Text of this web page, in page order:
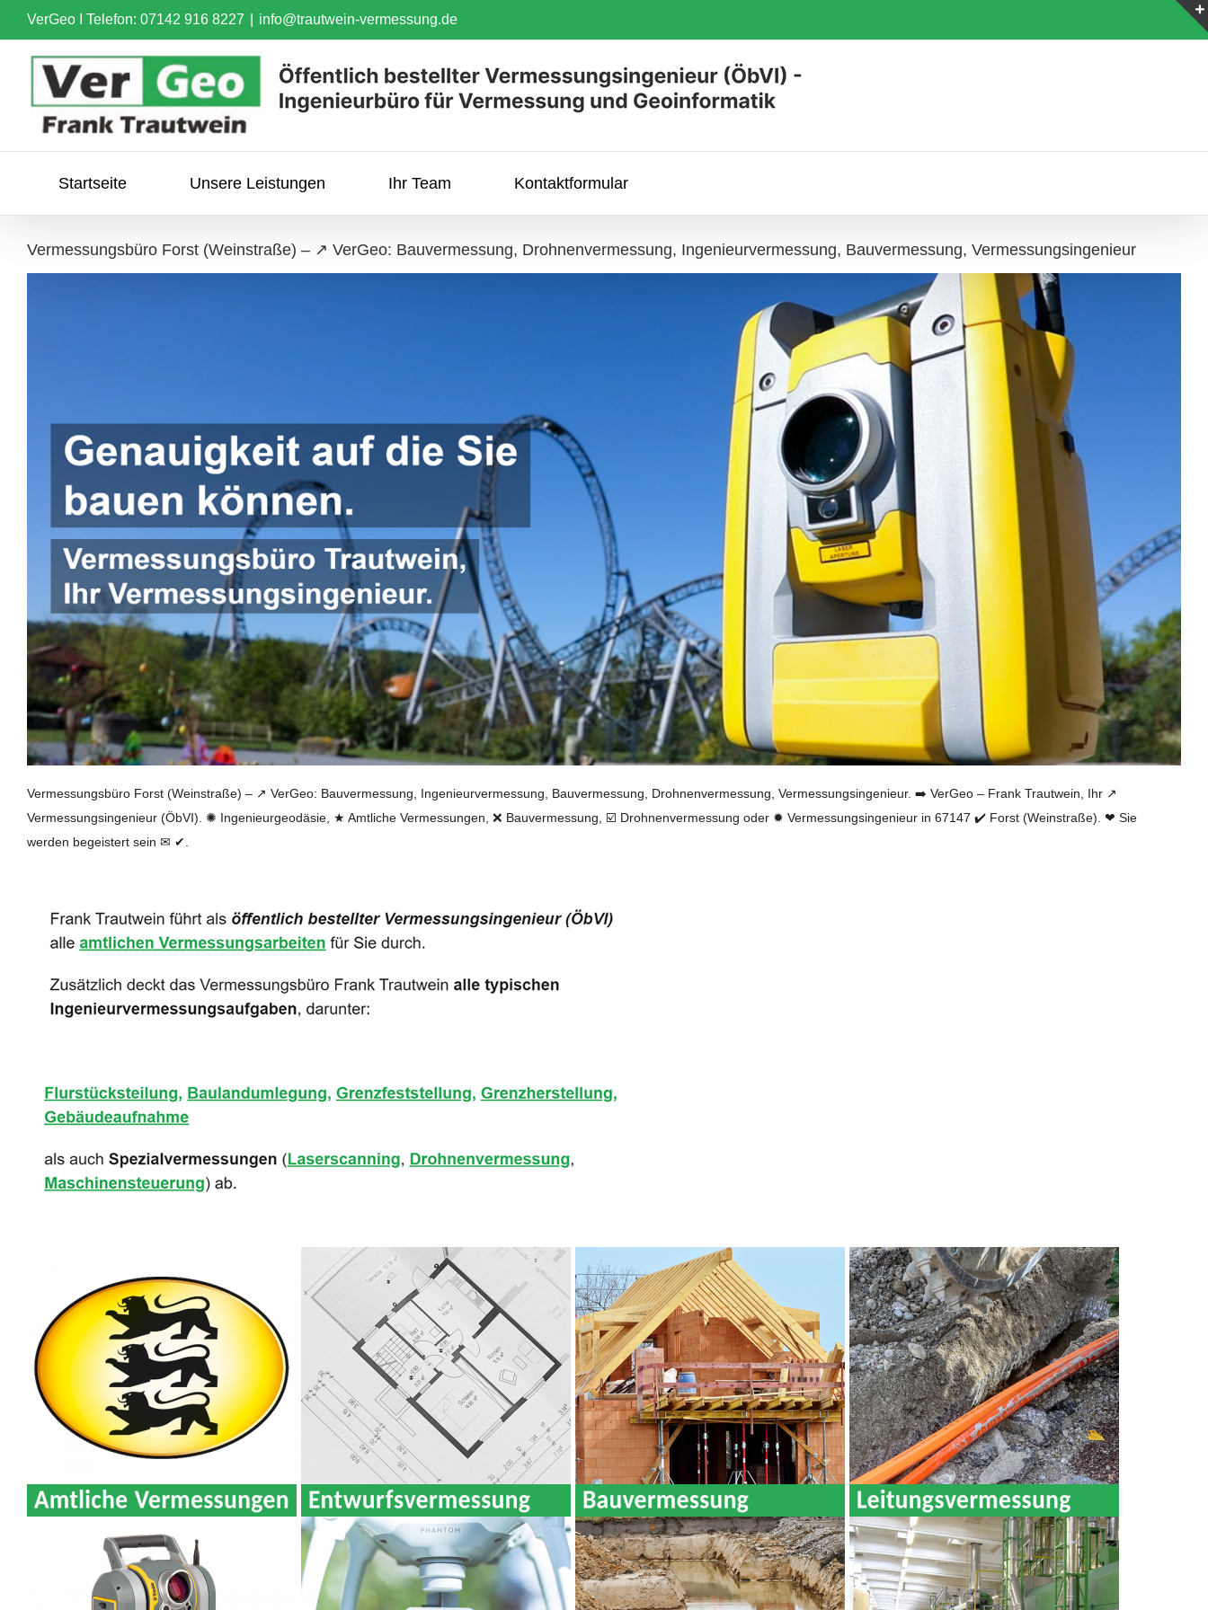
Skip
to
content
VerGeo I Telefon: 07142 916 8227 info@trautwein-vermessung.de
Startseite Unsere Leistungen Ihr Team Kontaktformular
Vermessungsbüro Forst (Weinstraße) – ↗️ VerGeo: Bauvermessung, Drohnenvermessung, Ingenieurvermessung, Bauvermessung, Vermessungsingenieur
Vermessungsbüro Forst (Weinstraße) – ↗️ VerGeo: Bauvermessung, Ingenieurvermessung, Bauvermessung, Drohnenvermessung, Vermessungsingenieur. ➡️ VerGeo – Frank Trautwein, Ihr ↗️
Vermessungsingenieur (ÖbVI). ✺ Ingenieurgeodäsie, ★ Amtliche Vermessungen, ❌ Bauvermessung, ☑️ Drohnenvermessung oder ✹ Vermessungsingenieur in 67147 ✔️ Forst (Weinstraße). ❤ Sie
werden begeistert sein ✉ ✔.